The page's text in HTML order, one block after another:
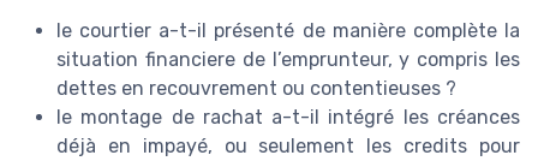
le courtier a-t-il présenté de manière complète la
situation financiere de l’emprunteur, y compris les
dettes en recouvrement ou contentieuses ?
le montage de rachat a-t-il intégré les créances
déjà en impayé, ou seulement les credits pour